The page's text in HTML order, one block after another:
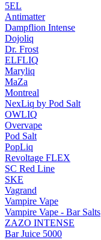
5EL
Antimatter
Dampflion Intense
Dojoliq
Dr. Frost
ELFLIQ
Maryliq
MaZa
Montreal
NexLiq by Pod Salt
OWLIQ
Overvape
Pod Salt
PopLiq
Revoltage FLEX
SC Red Line
SKE
Vagrand
Vampire Vape
Vampire Vape - Bar Salts
ZAZO INTENSE
Bar Juice 5000